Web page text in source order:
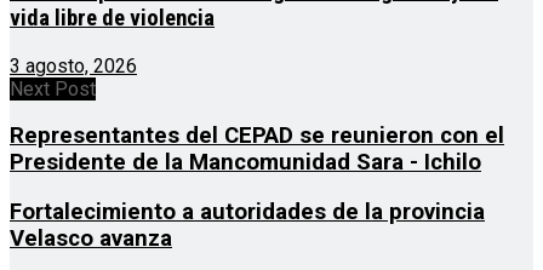
vida libre de violencia
3 agosto, 2026
Next Post
Representantes del CEPAD se reunieron con el
Presidente de la Mancomunidad Sara - Ichilo
Fortalecimiento a autoridades de la provincia
Velasco avanza